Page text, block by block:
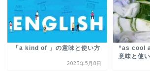
「a kind of 」の意味と使い方
2023年5月8日
“as cool
意味と使い